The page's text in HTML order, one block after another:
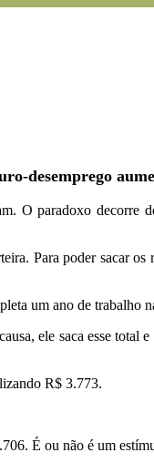
desemprego
O paradoxo decorre
Para poder sacar
um ano de trabalho
ele saca esse total
R$ 3.773.
É ou não é um